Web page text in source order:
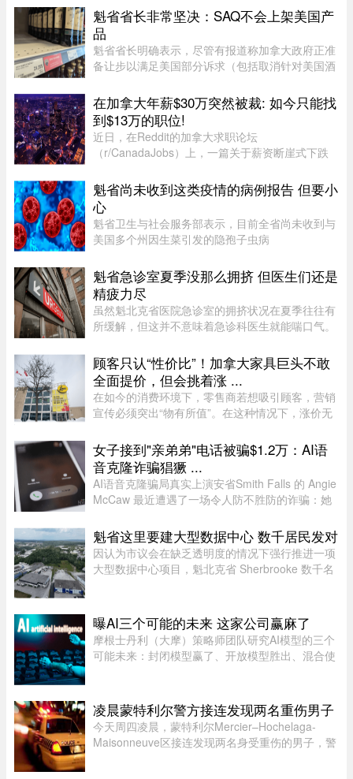
平，而南部地区气温则略低 ...
魁省省长非常坚决：SAQ不会上架美国产
品
魁省省长明确表示，尽管有报道称加拿大政府正准
备让步以满足美国部分诉求（包括取消针对美国酒
任何美国产品。根据省长 Christine Fréchette 办公
室周五发表的声明，在 ...
在加拿大年薪$30万突然被裁: 如今只能找
到$13万的职位!
近日，在Reddit的加拿大求职论坛
（r/CanadaJobs）上，一篇关于薪资断崖式下跌
（OP）表示，自己刚被裁员，此前的年薪高达30
万加元，但如今重返求职市场时却无奈地发现，同
类岗 ...
魁省尚未收到这类疫情的病例报告 但要小
心
魁省卫生与社会服务部表示，目前全省尚未收到与
美国多个州因生菜引发的隐孢子虫病
报告。这种由寄生虫引起的感染主要通过受污染的
食物或水传播，会导致水样腹泻、胃痉挛 ...
魁省急诊室夏季没那么拥挤 但医生们还是
精疲力尽
虽然魁北克省医院急诊室的拥挤状况在夏季往往有
所缓解，但这并不意味着急诊科医生就能喘口气。
Couture 医生指出，近年来急诊医生的工作负担不
断加重，我们再也无法沿用“ ...
顾客只认“性价比”！加拿大家具巨头不敢
全面提价，但会挑着涨 ...
在如今的消费环境下，零售商若想吸引顾客，营销
宣传必须突出“物有所值”。在这种情况下，涨价无
持续挤压利润空间，Leon’s Furniture Ltd.（LNF-
T）的管理层表示，公 ...
女子接到"亲弟弟"电话被骗$1.2万：AI语
音克隆诈骗猖獗 ...
AI语音克隆骗局真实上演安省Smith Falls 的 Angie
McCaw 最近遭遇了一场令人防不胜防的诈骗：她
叫出了她弟弟的名字，连声音都几乎一模一
样。"电话那头听起来真的就是我 ...
魁省这里要建大型数据中心 数千居民发对
因认为市议会在缺乏透明度的情况下强行推进一项
大型数据中心项目，魁北克省 Sherbrooke 数千名
估并举行公开辩论，同时对 ...
曝AI三个可能的未来 这家公司赢麻了
摩根士丹利（大摩）策略师团队研究AI模型的三个
可能未来：封闭模型赢了、开放模型胜出、混合使
布的分析研究，指出AI市场 ...
凌晨蒙特利尔警方接连发现两名重伤男子
今天周四凌晨，蒙特利尔Mercier–Hochelaga-
Maisonneuve区接连发现两名身受重伤的男子，警